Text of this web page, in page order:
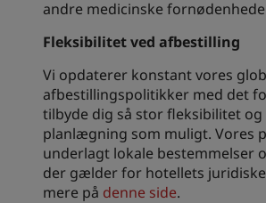
andre medicinske
Fleksibilitet ved afbestilling
Vi opdaterer konstant vores
afbestillingspolitikker med det
tilbyde dig så stor fleksibilitet og
planlægning som muligt. Vores
underlagt lokale bestemmelser
der gælder for hotellets juridiske
mere på denne side.